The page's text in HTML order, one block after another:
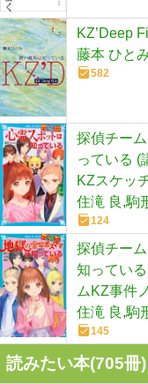
KZ’Deep
藤本 ひと
582
探偵チー
っている (
KZスケッ
住滝 良,駒
124
探偵チー
知ってい
ムKZ事件
住滝 良,駒
145
読みたい本(705冊)